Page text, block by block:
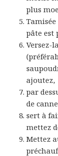
plus
pâte est
Versez-
ajoutez,
par
de
sert à
mettez
Mettez